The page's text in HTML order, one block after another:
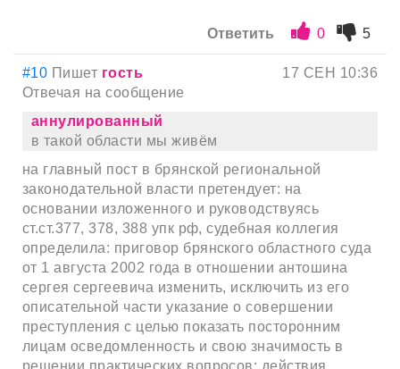
Ответить 0 5
#10 Пишет гость
17 СЕН 10:36
Отвечая на сообщение
аннулированный
в такой области мы живём
на главный пост в брянской региональной
законодательной власти претендует: на
основании изложенного и руководствуясь
ст.ст.377, 378, 388 упк рф, судебная коллегия
определила: приговор брянского областного суда
от 1 августа 2002 года в отношении антошина
сергея сергеевича изменить, исключить из его
описательной части указание о совершении
преступления с целью показать посторонним
лицам осведомленность и свою значимость в
решении практических вопросов; действия